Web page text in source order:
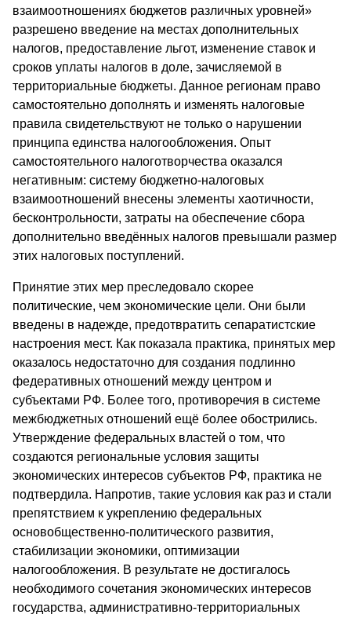
взаимоотношениях бюджетов различных уровней»
разрешено введение на местах дополнительных
налогов, предоставление льгот, изменение ставок и
сроков уплаты налогов в доле, зачисляемой в
территориальные бюджеты. Данное регионам право
самостоятельно дополнять и изменять налоговые
правила свидетельствуют не только о нарушении
принципа единства налогообложения. Опыт
самостоятельного налоготворчества оказался
негативным: систему бюджетно-налоговых
взаимоотношений внесены элементы хаотичности,
бесконтрольности, затраты на обеспечение сбора
дополнительно введённых налогов превышали размер
этих налоговых поступлений.
Принятие этих мер преследовало скорее
политические, чем экономические цели. Они были
введены в надежде, предотвратить сепаратистские
настроения мест. Как показала практика, принятых мер
оказалось недостаточно для создания подлинно
федеративных отношений между центром и
субъектами РФ. Более того, противоречия в системе
межбюджетных отношений ещё более обострились.
Утверждение федеральных властей о том, что
создаются региональные условия защиты
экономических интересов субъектов РФ, практика не
подтвердила. Напротив, такие условия как раз и стали
препятствием к укреплению федеральных
основобщественно-политического развития,
стабилизации экономики, оптимизации
налогообложения. В результате не достигалось
необходимого сочетания экономических интересов
государства, административно-территориальных